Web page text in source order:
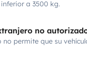
a 3500 kg.
no
no permite que su